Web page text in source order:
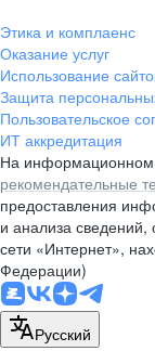
pr@rabota.by
Алматы
пр. Абая, д. 151,
12 этаж, офис 1209
+7 727 232-13-13
Этика и комплаенс
Оказание услуг
Использование
Защита
Пользовательское
ИТ аккредитация
На информационном
рекомендательные
предоставления
и анализа сведений,
сети «Интернет»,
Федерации)
Русский